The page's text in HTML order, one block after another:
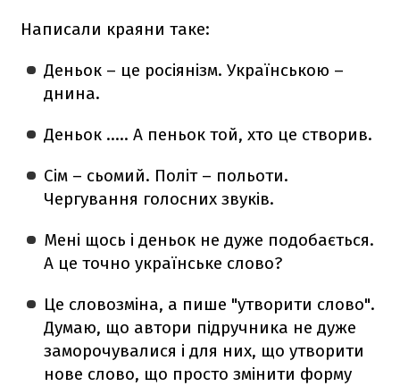
Написали краяни таке:
Деньок – це росіянізм. Українською –
днина.
Деньок ….. А пеньок той, хто це створив.
Сім – сьомий. Політ – польоти.
Чергування голосних звуків.
Мені щось і деньок не дуже подобається.
А це точно українське слово?
Це словозміна, а пише "утворити слово".
Думаю, що автори підручника не дуже
заморочувалися і для них, що утворити
нове слово, що просто змінити форму